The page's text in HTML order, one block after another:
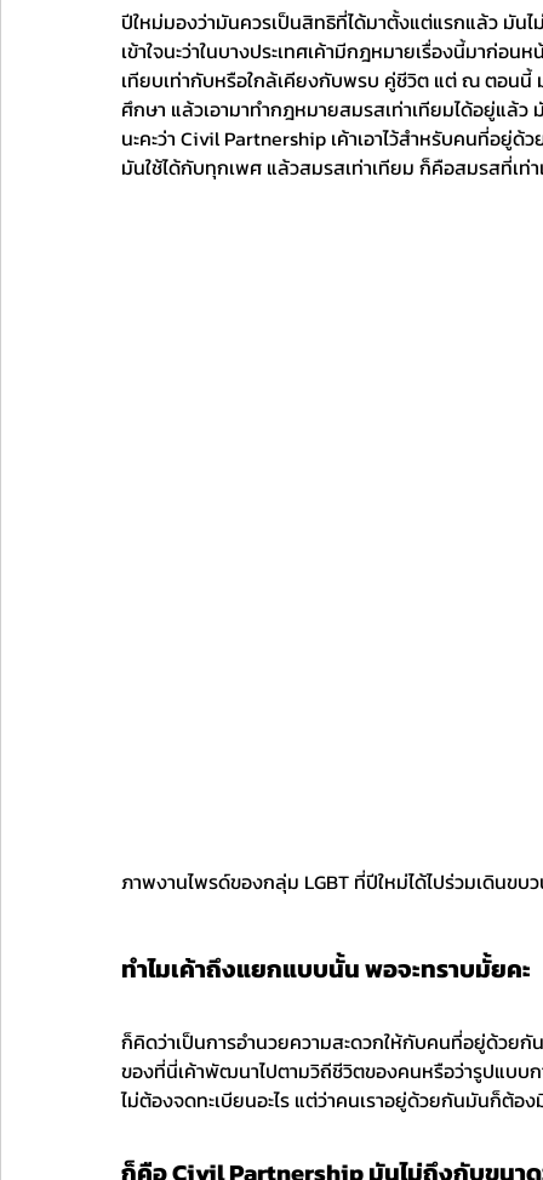
ปีใหม่มองว่ามันควรเป็นสิทธิที่ได้มาตั้งแต่แรกแล้ว มันไ
เข้าใจนะว่าในบางประเทศเค้ามีกฎหมายเรื่องนี้มาก่อ
เทียบเท่ากับหรือใกล้เคียงกับพรบ คู่ชีวิต แต่ ณ ตอน
ศึกษา แล้วเอามาทำกฎหมายสมรสเท่าเทียมได้อยู่แล้ว
นะคะว่า Civil Partnership เค้าเอาไว้สำหรับคนที่อยู่
มันใช้ได้กับทุกเพศ แล้วสมรสเท่าเทียม ก็คือสมรสที่เ
ภาพงานไพรด์ของกลุ่ม LGBT ที่ปีใหม่ได้ไปร่วมเดินขบ
ทำไมเค้าถึงแยกแบบนั้น พอจะทราบมั้ยคะ
ก็คิดว่าเป็นการอำนวยความสะดวกให้กับคนที่อยู่ด้วย
ของที่นี่เค้าพัฒนาไปตามวิถีชีวิตของคนหรือว่ารูปแบบ
ไม่ต้องจดทะเบียนอะไร แต่ว่าคนเราอยู่ด้วยกันมันก็ต้อ